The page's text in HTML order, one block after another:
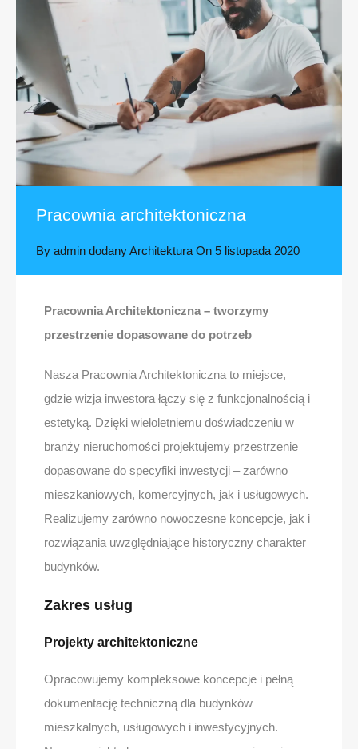
Pracownia architektoniczna
By admin dodanyArchitektura On 5 listopada 2020
Pracownia Architektoniczna – tworzymy
przestrzenie dopasowane do potrzeb
Nasza Pracownia Architektoniczna to miejsce,
gdzie wizja inwestora łączy się z funkcjonalnością i
estetyką. Dzięki wieloletniemu doświadczeniu w
branży nieruchomości projektujemy przestrzenie
dopasowane do specyfiki inwestycji – zarówno
mieszkaniowych, komercyjnych, jak i usługowych.
Realizujemy zarówno nowoczesne koncepcje, jak i
rozwiązania uwzględniające historyczny charakter
budynków.
Zakres usług
Projekty architektoniczne
Opracowujemy kompleksowe koncepcje i pełną
dokumentację techniczną dla budynków
mieszkalnych, usługowych i inwestycyjnych.